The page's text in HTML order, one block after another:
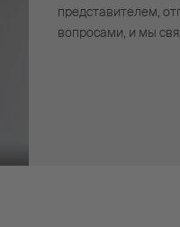
представителем,
вопросами, и мы